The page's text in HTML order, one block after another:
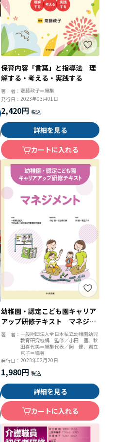
保育内容「言葉」と指導法 理
解する・考える・実践する
著 者： 齋藤政子＝編集
発行日： 2023年03月01日
2,420円
詳細を見る
カートに入れる
幼稚園・認定こども園キャリア
アップ研修テキスト マネジメ
ント
著 者： 一般財団法人全日本私立幼稚園幼児
教育研究機構＝監修／小田 豊、秋
田喜代美＝編集代表／岡 健、岩立
京子＝編著
発行日： 2023年02月20日
1,980円
詳細を見る
カートに入れる